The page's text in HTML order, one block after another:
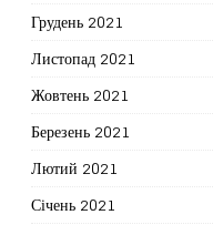
Грудень 2021
Листопад 2021
Жовтень 2021
Березень 2021
Лютий 2021
Січень 2021